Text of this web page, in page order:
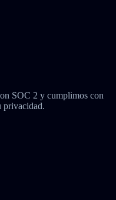
SOC 2 y cumplimos con
privacidad.